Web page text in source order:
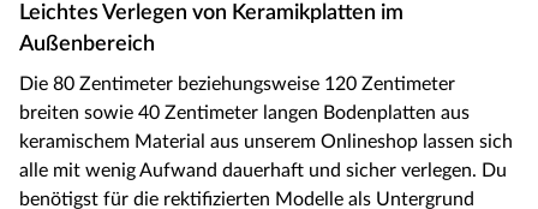
Leichtes Verlegen von Keramikplatten im
Außenbereich
Die 80 Zentimeter beziehungsweise 120 Zentimeter
breiten sowie 40 Zentimeter langen Bodenplatten aus
keramischem Material aus unserem Onlineshop lassen sich
alle mit wenig Aufwand dauerhaft und sicher verlegen. Du
benötigst für die rektifizierten Modelle als Untergrund